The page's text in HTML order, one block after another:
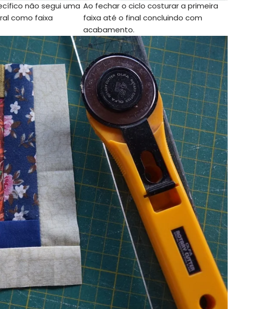
não segui uma
como faixa
Ao fechar o ciclo costurar a primeira
faixa até o final concluindo com
acabamento.